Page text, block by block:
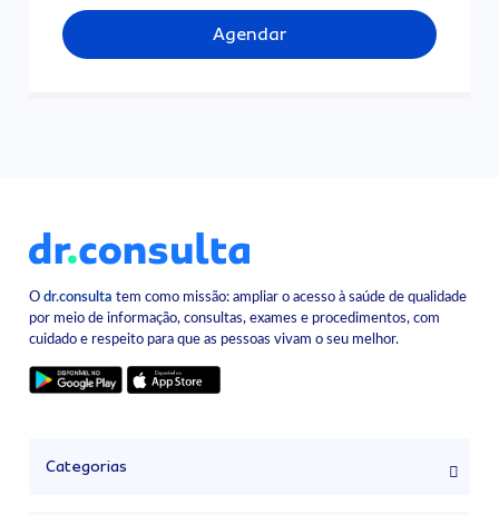
Agendar
Odr.consulta tem como missão: ampliar o acesso à saúde de qualidade
por meio de informação, consultas, exames e procedimentos, com
cuidado e respeito para que as pessoas vivam o seu melhor.
Categorias